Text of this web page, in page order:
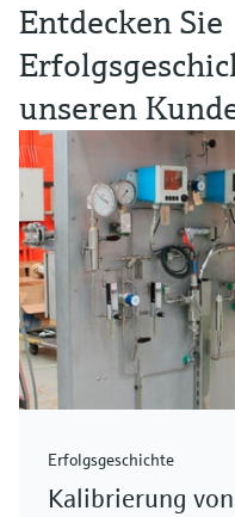
Entdecken Sie
unseren
Erfolgsgeschichte
Kalibrierung